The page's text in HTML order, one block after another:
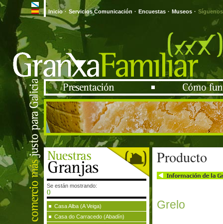
Inicio · Servicios Comunicación · Encuestas · Museos · Síguenos
Se están mostrando:
()
Casa Alba (A Veiga)
Casa do Carracedo (Abadín)
Producto
Grelo